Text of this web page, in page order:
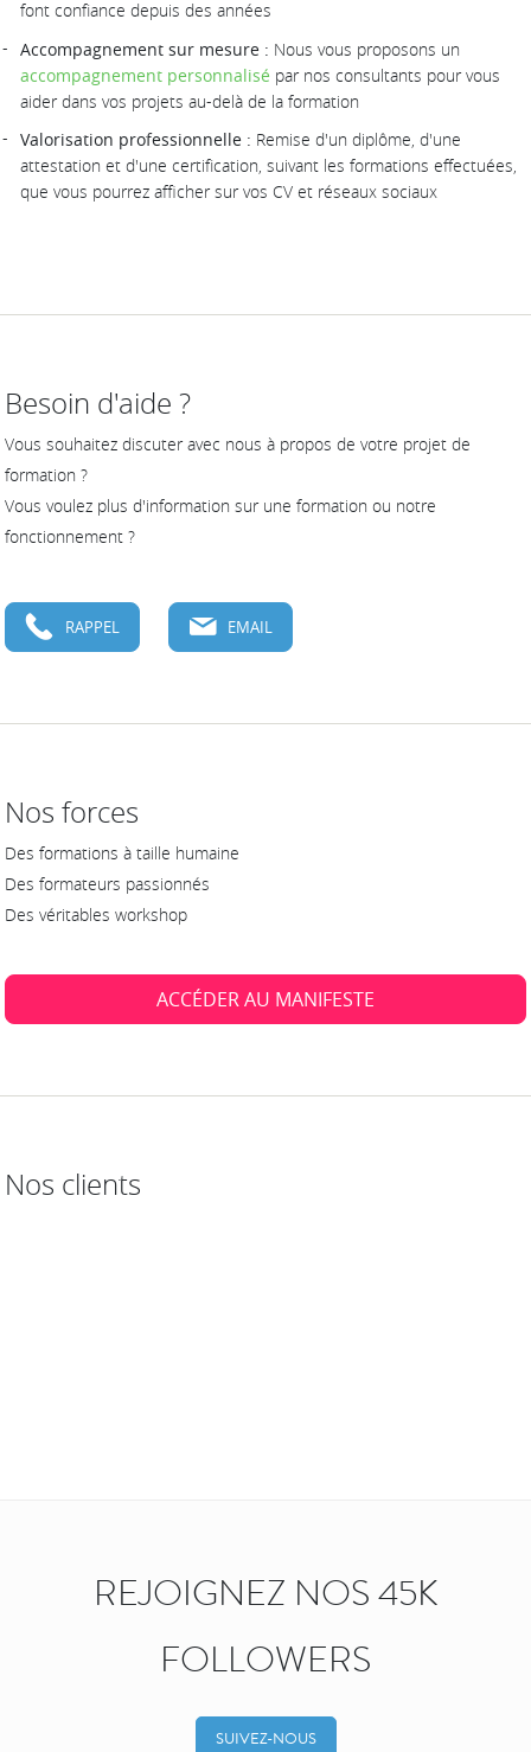
font confiance depuis des années
Accompagnement sur mesure : Nous vous proposons un
accompagnement personnalisé par nos consultants pour vous
aider dans vos projets au-delà de la formation
Valorisation professionnelle : Remise d'un diplôme, d'une
attestation et d'une certification, suivant les formations effectuées,
que vous pourrez afficher sur vos CV et réseaux sociaux
Besoin d'aide ?
Vous souhaitez discuter avec nous à propos de votre projet de
formation ?
Vous voulez plus d'information sur une formation ou notre
fonctionnement ?
RAPPEL EMAIL
Nos forces
Des formations à taille humaine
Des formateurs passionnés
Des véritables workshop
ACCÉDER AU MANIFESTE
Nos clients
REJOIGNEZ NOS 45K
FOLLOWERS
SUIVEZ-NOUS